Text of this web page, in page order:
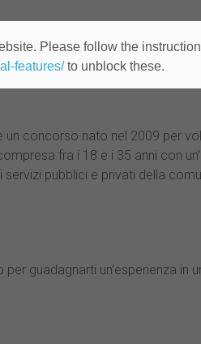
un concorso nato nel 2009 per
fra i 18 e i 35 anni con
pubblici e privati della
guadagnarti un’esperienza in
Please follow the
features/to unblock these.